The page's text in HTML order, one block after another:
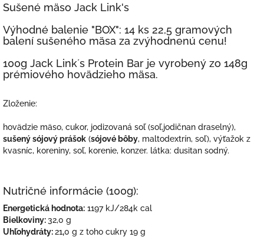
Sušené mäso Jack Link's
Výhodné balenie "BOX": 14 ks 22,5 gramových
balení sušeného mäsa za zvýhodnenú cenu!
100g Jack Link´s Protein Bar je vyrobený zo 148g
prémiového hovädzieho mäsa.
Zloženie:
hovädzie mäso, cukor, jodizovaná soľ (soľ,jodičnan draselný),
sušený sójový prášok (sójové bôby, maltodextrín, soľ), výťažok z
kvasníc, koreniny, soľ, korenie, konzer. látka: dusitan sodný.
Nutričné informácie (100g):
Energetická hodnota: 1197 kJ/284k cal
Bielkoviny:32,0 g
Uhľohydráty:21,0 g z toho cukry 19 g